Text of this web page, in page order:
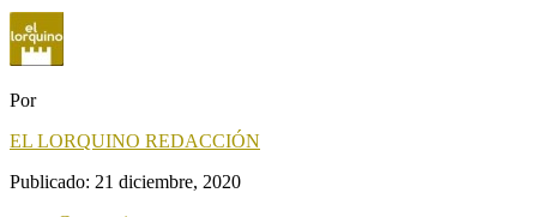
Por
EL LORQUINO REDACCIÓN
Publicado: 21 diciembre, 2020